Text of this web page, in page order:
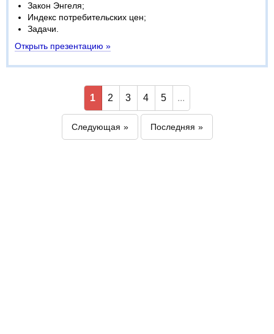
Закон Энгеля;
Индекс потребительских цен;
Задачи.
Открыть презентацию »
1 2 3 4 5 ...
Следующая Последняя